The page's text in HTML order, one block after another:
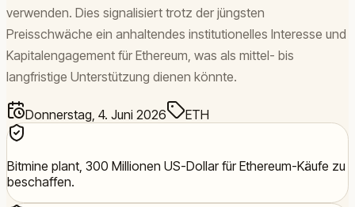
verwenden. Dies signalisiert trotz der jüngsten
Preisschwäche ein anhaltendes institutionelles Interesse und
Kapitalengagement für Ethereum, was als mittel- bis
langfristige Unterstützung dienen könnte.
Donnerstag, 4. Juni 2026 ETH
Bitmine plant, 300 Millionen US-Dollar für Ethereum-Käufe zu
beschaffen.